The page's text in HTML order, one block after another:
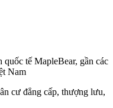
quốc tế MapleBear, gần các
Nam
cư đẳng cấp, thượng lưu,